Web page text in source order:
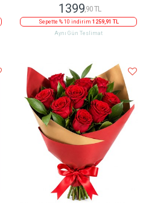
1399 ,90 TL
Sepette % 10 indirim 1259,91 TL
Aynı Gün Teslimat